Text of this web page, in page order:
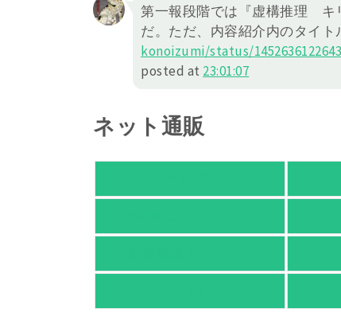
第一報段階では『虚構推理 キ
だ。ただ、内容紹介内のタイト
konoizumi/status/
posted at 23:01:07
ネット通販